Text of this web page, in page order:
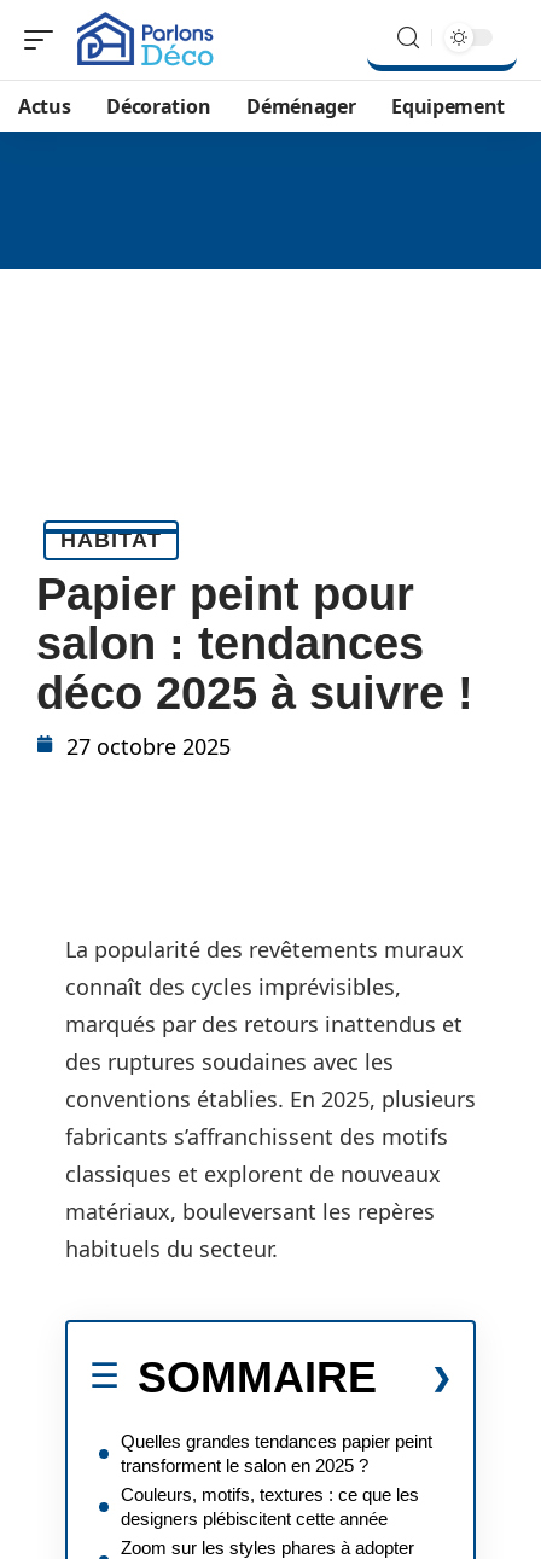
Actus Décoration Déménager Equipement
HABITAT
Papier peint pour
salon : tendances
déco 2025 à suivre !
27 octobre 2025
La popularité des revêtements muraux
connaît des cycles imprévisibles,
marqués par des retours inattendus et
des ruptures soudaines avec les
conventions établies. En 2025, plusieurs
fabricants s’affranchissent des motifs
classiques et explorent de nouveaux
matériaux, bouleversant les repères
habituels du secteur.
SOMMAIRE
Quelles grandes tendances papier peint
transforment le salon en 2025 ?
Couleurs, motifs, textures : ce que les
designers plébiscitent cette année
Zoom sur les styles phares à adopter